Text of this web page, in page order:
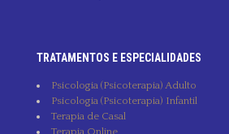
TRATAMENTOS E ESPECIALIDADES
Psicologia (Psicoterapia) Adulto
Psicologia (Psicoterapia) Infantil
Terapia de Casal
Terapia Online